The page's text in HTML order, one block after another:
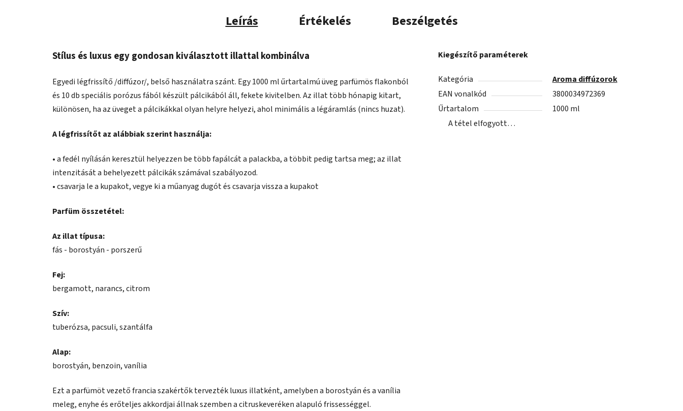
Leírás Értékelés Beszélgetés
Stílus és luxus egy gondosan kiválasztott illattal kombinálva
Egyedi légfrissítő /diffúzor/, belső használatra szánt. Egy 1000 ml űrtartalmú üveg parfümös flakonból
és 10 db speciális porózus fából készült pálcikából áll, fekete kivitelben. Az illat több hónapig kitart,
különösen, ha az üveget a pálcikákkal olyan helyre helyezi, ahol minimális a légáramlás (nincs huzat).
A légfrissítőt az alábbiak szerint használja:
• a fedél nyílásán keresztül helyezzen be több fapálcát a palackba, a többit pedig tartsa meg; az illat
intenzitását a behelyezett pálcikák számával szabályozod.
• csavarja le a kupakot, vegye ki a műanyag dugót és csavarja vissza a kupakot
Parfüm összetétel:
Az illat típusa:
fás - borostyán - porszerű
Fej:
bergamott, narancs, citrom
Szív:
tuberózsa, pacsuli, szantálfa
Alap:
borostyán, benzoin, vanília
Ezt a parfümöt vezető francia szakértők tervezték luxus illatként, amelyben a borostyán és a vanília
meleg, enyhe és erőteljes akkordjai állnak szemben a citruskeveréken alapuló frissességgel.
Kiegészítő paraméterek
Kategória
Aroma diffúzorok
EAN vonalkód
3800034972369
Űrtartalom
1000 ml
A tétel elfogyott…